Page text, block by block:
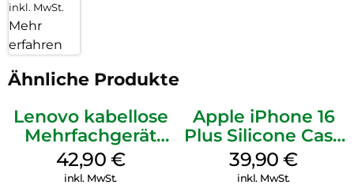
inkl. MwSt.
Mehr
erfahren
Ähnliche Produkte
Lenovo kabellose
Mehrfachgerät
Luna Grey
42,90 €
inkl. MwSt.
Apple iPhone 16
Plus Silicone Case
MagSafe Plum
39,90€
inkl. MwSt.